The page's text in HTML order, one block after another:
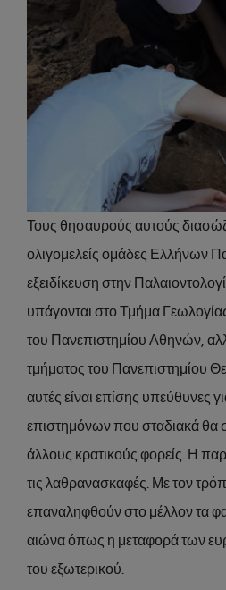
Τους θησαυρούς αυτούς
ολιγομελείς ομάδες Ελλήνων
εξειδίκευση στην
υπάγονται στο Τμήμα
του Πανεπιστημίου Αθηνών,
τμήματος του Πανεπιστημίου
αυτές είναι επίσης υπεύθυνες
επιστημόνων που σταδιακά θα
άλλους κρατικούς φορείς. Η
τις λαθρανασκαφές. Με τον
επαναληφθούν στο μέλλον τα
αιώνα όπως η μεταφορά των
του εξωτερικού.